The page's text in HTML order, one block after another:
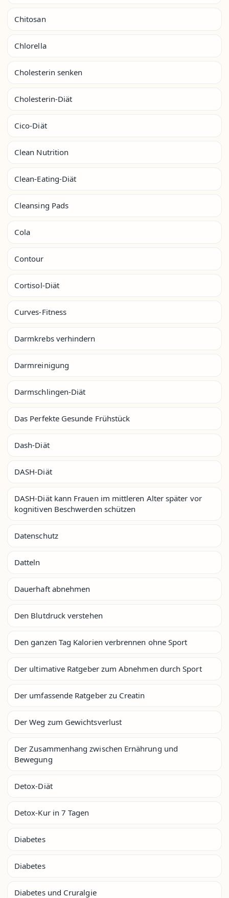
Chitosan
Chlorella
Cholesterin senken
Cholesterin-Diät
Cico-Diät
Clean Nutrition
Clean-Eating-Diät
Cleansing Pads
Cola
Contour
Cortisol-Diät
Curves-Fitness
Darmkrebs verhindern
Darmreinigung
Darmschlingen-Diät
Das Perfekte Gesunde Frühstück
Dash-Diät
DASH-Diät
DASH-Diät kann Frauen im mittleren Alter später vor
kognitiven Beschwerden schützen
Datenschutz
Datteln
Dauerhaft abnehmen
Den Blutdruck verstehen
Den ganzen Tag Kalorien verbrennen ohne Sport
Der ultimative Ratgeber zum Abnehmen durch Sport
Der umfassende Ratgeber zu Creatin
Der Weg zum Gewichtsverlust
Der Zusammenhang zwischen Ernährung und
Bewegung
Detox-Diät
Detox-Kur in 7 Tagen
Diabetes
Diabetes
Diabetes und Cruralgie